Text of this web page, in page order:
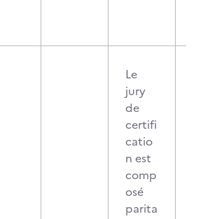
Le
jury
de
certifi
catio
n est
comp
osé
parita